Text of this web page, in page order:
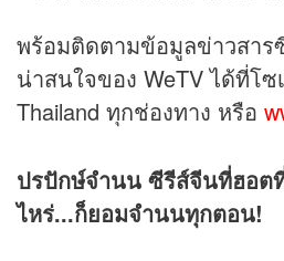
พร้อมติดตามข้อมูลข่าวสาร
น่าสนใจของ WeTV ได้ที่โซ
Thailand ทุกช่องทาง หรือ
ปรปักษ์จำนน ซีรีส์จีนที่ฮอต
ไหร่...ก็ยอมจำนนทุกตอน!